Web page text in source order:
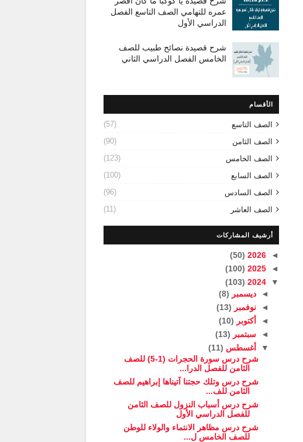
عمره للتهامي الصف التاسع الفصل
الدراسي الأول
شرح قصيدة نصائح طبيب للصف
الخامس الفصل الدراسي الثاني
الأقسام
الصف التاسع
(57)
الصف الثامن
(90)
الصف الخامس
(123)
الصف السابع
(100)
الصف السادس
(96)
الصف العاشر
(11)
أرشيف المشاركات
◄
2026
(50)
◄
2025
(100)
▼
2024
(103)
◄ ديسمبر (8)
◄ نوفمبر (13)
◄ أكتوبر (10)
◄ سبتمبر (13)
▼ أغسطس (11)
شرح درس سورة الحجرات (1-5) للصف
الثامن للفصل الدرا...
شرح درس وتلك حجتنا آتيناها إبراهيم للصف
الثامن للف...
شرح درس أسباب النزول للصف الثامن
للفصل الدراسي الأول
شرح درس مظاهر الانتماء والولاء للوطن
للصف الخامس ل...